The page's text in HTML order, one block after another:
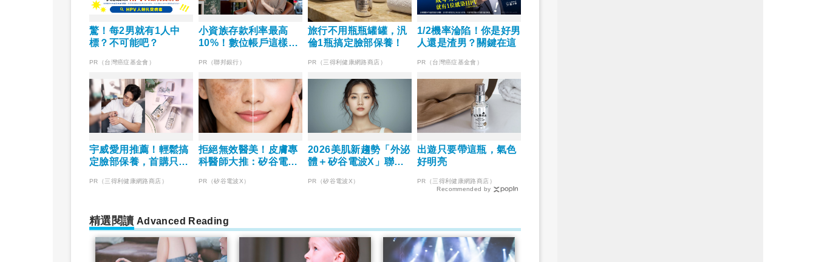
驚！每2男就有1人中
標？不可能吧？
PR（台灣癌症基金會）
小資族存款利率最高
10%！數位帳戶這樣存
PR（聯邦銀行）
旅行不用瓶瓶罐罐，汎
倫1瓶搞定臉部保養！
PR（三得利健康網路商店）
1/2機率淪陷！你是好男
人還是渣男？關鍵在這
PR（台灣癌症基金會）
宇威愛用推薦！輕鬆搞
定臉部保養，首購只要
PR（三得利健康網路商店）
拒絕無效醫美！皮膚專
科醫師大推：矽谷電波
韌
PR（矽谷電波X）
2026美肌新趨勢「外泌
體＋矽谷電波X」聯
代
PR（矽谷電波X）
出遊只要帶這瓶，氣色
好明亮
PR（三得利健康網路商店）
Recommended by
精選閱讀 Advanced Reading